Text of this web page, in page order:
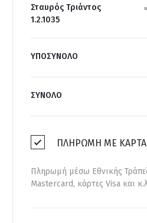
Σταυρός Τριάντος
1.2.1035
ΥΠΟΣΎΝΟΛΟ
ΣΎΝΟΛΟ
ΠΛΗΡΩΜΉ ΜΕ ΚΆΡΤΑ
Πληρωμή μέσω Εθνικής
Mastercard, κάρτες Visa και